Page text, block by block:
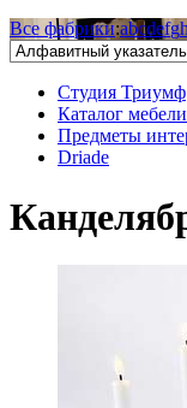
Все фабрики:abcdefg
Студия Триумф
Каталог мебели
Предметы
Driade